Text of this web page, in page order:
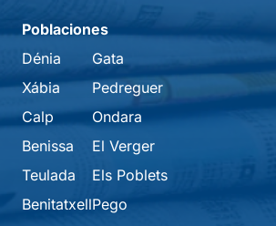
Poblaciones
Dénia
Xábia
Calp
Benissa
Teulada
Benitatxell
Gata
Pedreguer
Ondara
El Verger
Els Poblets
Pego